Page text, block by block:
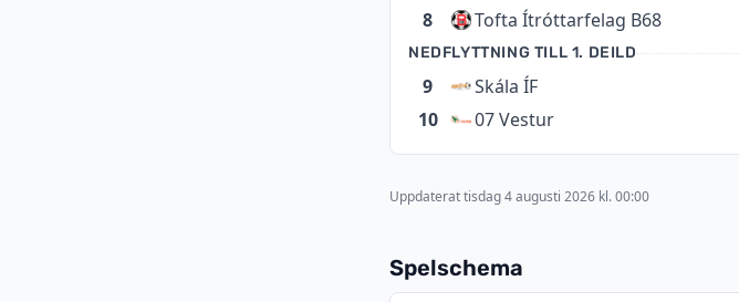
8 Tofta Ítróttarfelag B68
NEDFLYTTNING TILL 1. DEILD
9 Skála ÍF
10 07 Vestur
Uppdaterat tisdag 4 augusti 2026 kl. 00:00
Spelschema